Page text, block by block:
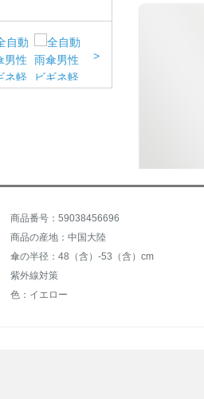
>
商品番号：59038456696
商品の産地：中国大陸
傘の半径：48（含）-53（含）cm
紫外線対策
色：イエロー